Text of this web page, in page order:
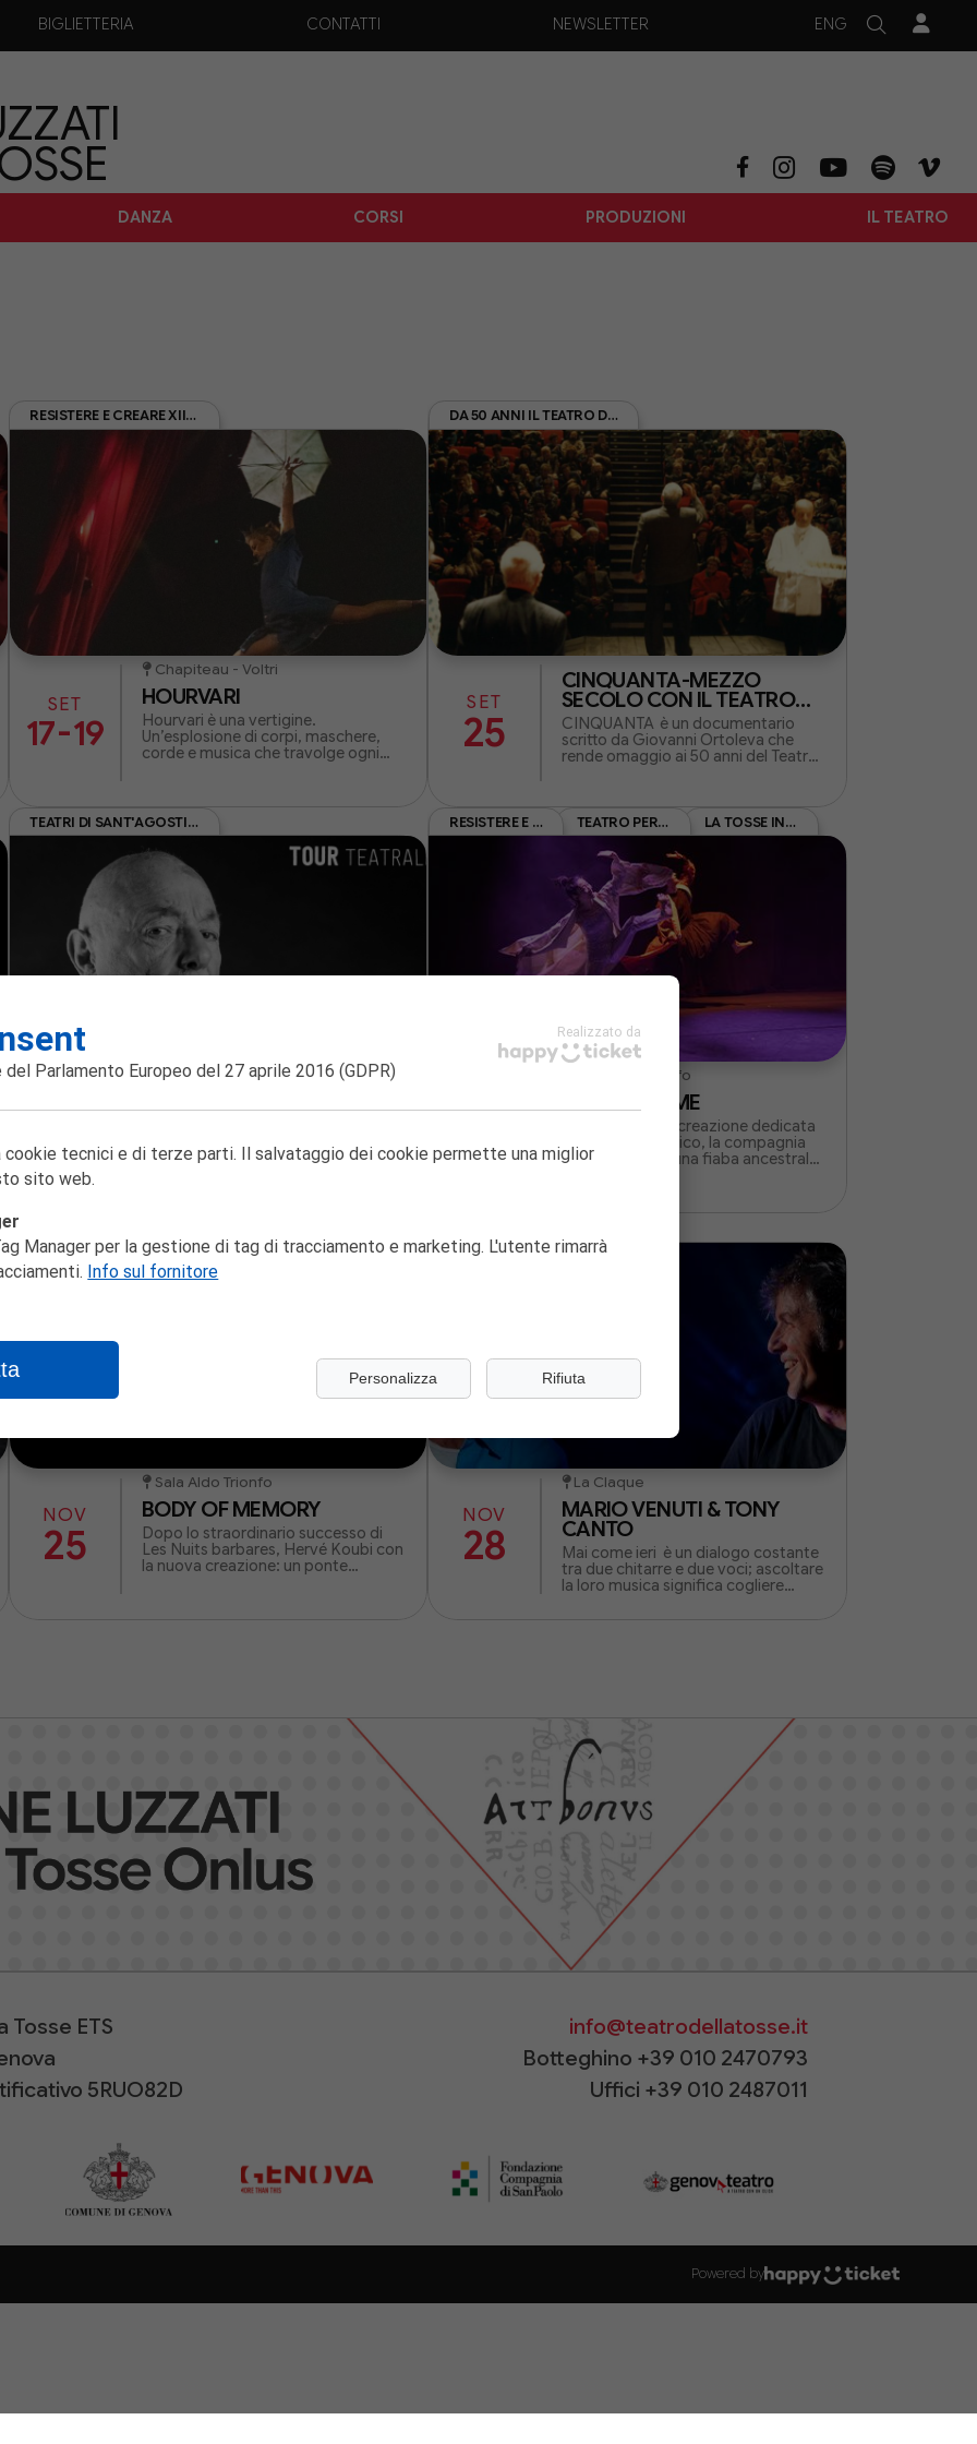
RESISTERE E CREARE XII EDIZIONE REC26
SET
17-19
Chapiteau - Voltri
HOURVARI
Hourvari è una vertigine.
Un’esplosione di corpi, maschere,
corde e musica che travolge ogni
DA 50 ANNI IL TEATRO DELLA CITTÀ
SET
25
CINQUANTA-MEZZO
SECOLO CON IL TEATRO
DELLA TOSSE
CINQUANTA è un documentario
scritto da Giovanni Ortoleva che
rende omaggio ai 50 anni del Teatro
TEATRI DI SANT'AGOSTINO
OTT
27
Sala Aldo Trionfo
PAOLO NORI RACCONTA IL
Dopo Delitto e castigo, Paolo Nori
prova a raccontare in 90 minuti Il
russi del Novecento.
RESISTERE E CREARE XII EDIZIONE REC26 TEATRO PER LE SCUOLE LA TOSSE IN FAMIGLIA
08-
09
Sala Aldo Trionfo
KAGUYA-HIME
Per la sua prima creazione dedicata
al giovane pubblico, la compagnia
Linga ha scelto una fiaba ancestrale,
NOV
25
Sala Aldo Trionfo
BODY OF MEMORY
Dopo lo straordinario successo di
Les Nuits barbares, Hervé Koubi con
la nuova creazione: un ponte
NOV
28
La Claque
MARIO VENUTI & TONY
CANTO
Mai come ieri è un dialogo costante
tra due chitarre e due voci; ascoltare
la loro musica significa cogliere
BIGLIETTERIA CONTATTI NEWSLETTER ENG
DANZA CORSI PRODUZIONI IL TEATRO
Tosse ETS
5RUO82D
info@teatrodellatosse.it
Botteghino +39 010 2470793
Uffici +39 010 2487011
Powered by
del Parlamento Europeo del 27 aprile 2016 (GDPR)
Realizzato da
tecnici e di terze parti. Il salvataggio dei cookie permette una miglior
sito web.
Manager per la gestione di tag di tracciamento e marketing. L'utente rimarrà
Info sul fornitore
Personalizza Rifiuta